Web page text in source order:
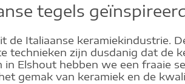
tegels
de Italiaanse keramiekindustrie.
technieken zijn dusdanig dat de
Elshout hebben we een fraaie
gemak van keramiek en de